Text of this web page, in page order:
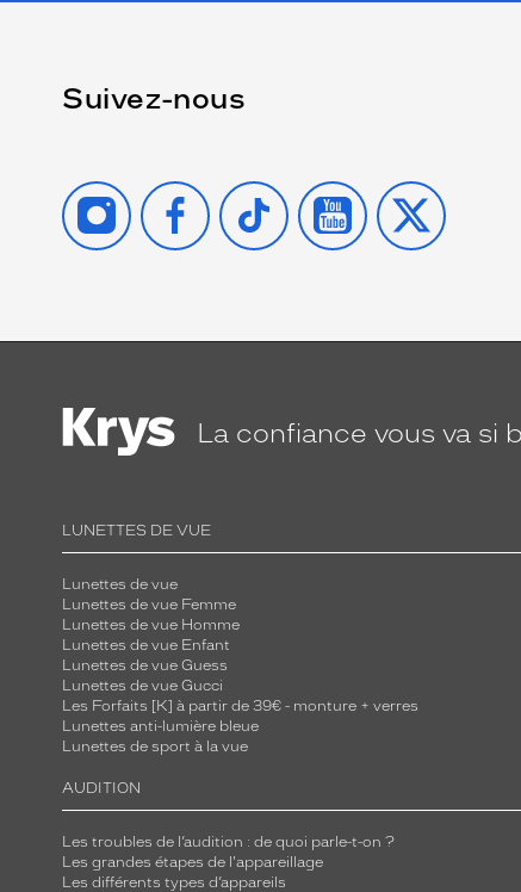
Suivez-nous
INSTAGRAMFACEBOOK
TIKTOK YOUTUBE
X
La confiance vous va si
LUNETTES DE VUE
Lunettes de vue
Lunettes de vue Femme
Lunettes de vue Homme
Lunettes de vue Enfant
Lunettes de vue Guess
Lunettes de vue Gucci
Les Forfaits [K] à partir de 39€ - monture + verres
Lunettes anti-lumière bleue
Lunettes de sport à la vue
AUDITION
Les troubles de l’audition : de quoi parle-t-on ?
Les grandes étapes de l'appareillage
Les différents types d’appareils